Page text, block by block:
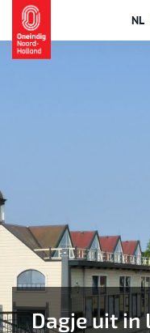
NL
Dagje uit in